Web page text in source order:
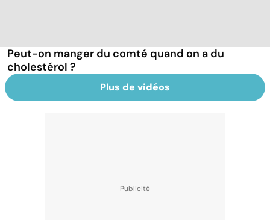
Peut-on manger du comté quand on a du
cholestérol ?
Plus de vidéos